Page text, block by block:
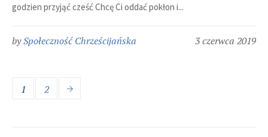
godzien przyjąć cześć Chcę Ci oddać pokłon i...
3 czerwca 2019
bySpołeczność Chrześcijańska
1 2